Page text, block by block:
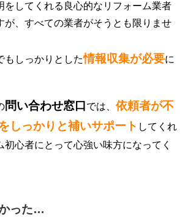
をしてくれる良心的なリフォーム業者
が、すべての業者がそうとも限りませ
もしっかりとした情報収集が必要に
問い合わせ窓口 では、 依頼者が不
しっかりと補いサポート してくれ
初心者にとって心強い味方になってく
った…